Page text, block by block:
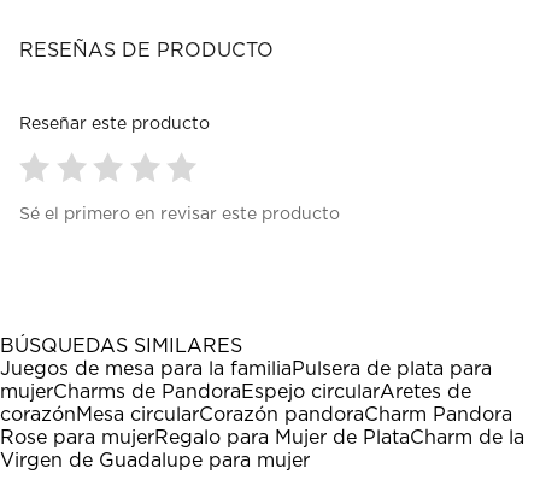
RESEÑAS DE PRODUCTO
Reseñar este producto
para
1
estrella
Esta
acción
abrirá
el
formulario
para
estrellas.
Esta
acción
abrirá
el
formulario
para
estrellas.
Esta
acción
abrirá
el
formulario
para
estrellas.
Esta
acción
abrirá
el
formulario
para
estrellas.
Esta
acción
abrirá
el
formulario
Sé el primero en revisar este producto
BÚSQUEDAS SIMILARES
Juegos de mesa para la familiaPulsera de plata para
mujerCharms de PandoraEspejo circularAretes de
corazónMesa circularCorazón pandoraCharm Pandora
Rose para mujerRegalo para Mujer de PlataCharm de la
Virgen de Guadalupe para mujer